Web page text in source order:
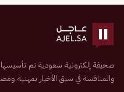
والمنافسة في سبق الأخبار بمهنية